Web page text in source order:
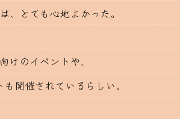
、とても心地よかった。
けのイベントや、
開催されているらしい。